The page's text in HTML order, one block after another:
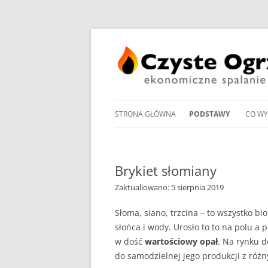
STRONA GŁÓWNA PODSTAWY
NORMY EMISJI I
DOMOWYCH KOTŁÓW
RODZAJE KOTŁÓW
MANDAT ZA PALENIE
CO
W
Brykiet słomiany
Zaktualiowano: 5 sierpnia 2019
Słoma, siano, trzcina – to wszystko
słońca i wody. Urosło to to na polu
w dość wartościowy opał. Na rynku
do samodzielnej jego produkcji z